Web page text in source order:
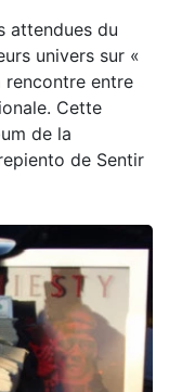
attendues du
univers sur «
rencontre entre
Cette
de la
de Sentir